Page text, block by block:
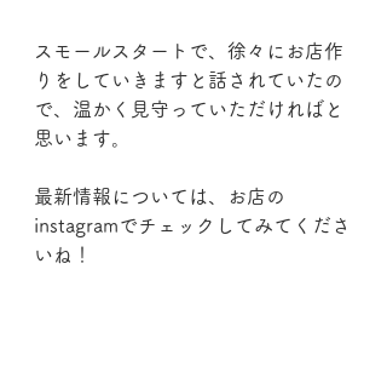
スモールスタートで、徐々にお店作
りをしていきますと話されていたの
で、温かく見守っていただければと
思います。
最新情報については、お店の
instagramでチェックしてみてくださ
いね！